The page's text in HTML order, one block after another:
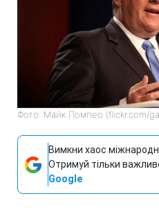
Фото: Майк Помпео (flickr.com/
Вимкни хаос
Отримуй тільки
Google